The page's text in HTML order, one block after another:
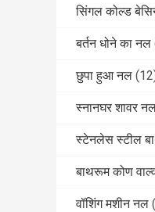
सिंगल कोल्ड
बर्तन धोने का नल
छुपा हुआ नल
स्नानघर शावर
स्टेनलेस स्टील
बाथरूम कोण
वॉशिंग मशीन नल